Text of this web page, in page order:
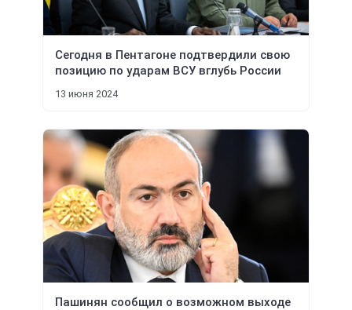
Сегодня в Пентагоне подтвердили свою
позицию по ударам ВСУ вглубь России
13 июня 2024
Пашинян сообщил о возможном выходе